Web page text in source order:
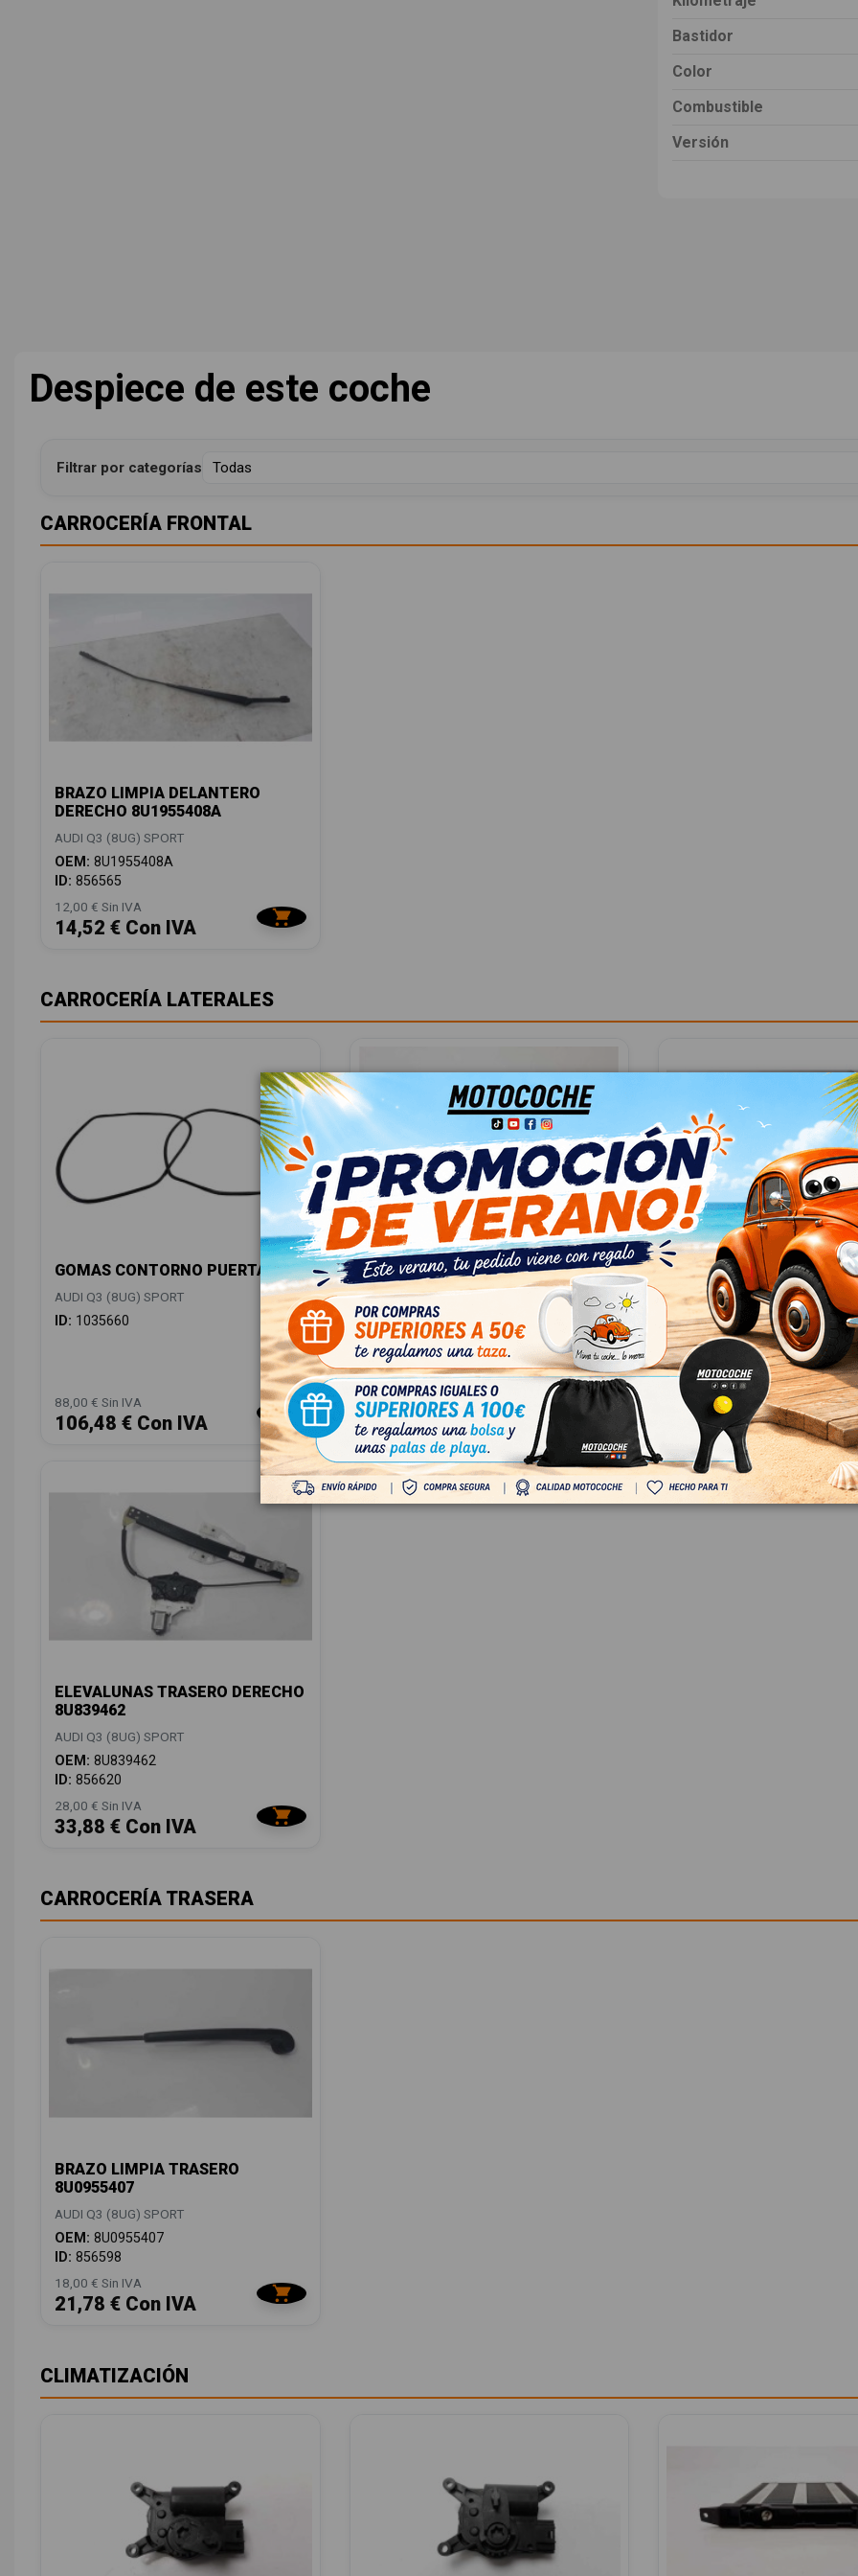
Bastidor
Color
Combustible
Versión
Despiece de este coche
Filtrar por categorías
CARROCERÍA FRONTAL
BRAZO LIMPIA DELANTERO
DERECHO 8U1955408A
AUDI Q3 (8UG) SPORT
OEM: 8U1955408A
ID: 856565
12,00 € Sin IVA
14,52 € Con IVA
CARROCERÍA LATERALES
GOMAS CONTORNO PUERTA
AUDI Q3 (8UG) SPORT
ID: 1035660
88,00 € Sin IVA
106,48 € Con IVA
MANETA EXTERIOR TRASERA
IZQUIERDA 8U0837885
AUDI Q3 (8UG) SPORT
OEM:8U0837885
ID:856602
28,00 € Sin IVA
33,88 € Con IVA
ELEVALUNAS
IZQUIERDO 8U0837461
113791
AUDI Q3 (8UG) SPORT
OEM:
8U0837461
ID:
856618
28,00 € Sin IVA
33,88 € Con IVA
ELEVALUNAS TRASERO DERECHO
8U839462
AUDI Q3 (8UG) SPORT
OEM: 8U839462
ID: 856620
28,00 € Sin IVA
33,88 € Con IVA
CARROCERÍA TRASERA
BRAZO LIMPIA TRASERO
8U0955407
AUDI Q3 (8UG) SPORT
OEM: 8U0955407
ID: 856598
18,00 € Sin IVA
21,78 € Con IVA
CLIMATIZACIÓN